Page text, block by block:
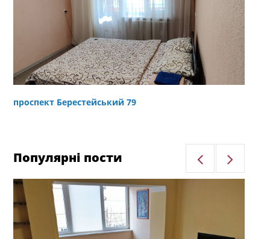
проспект Берестейський 79
Популярні пости